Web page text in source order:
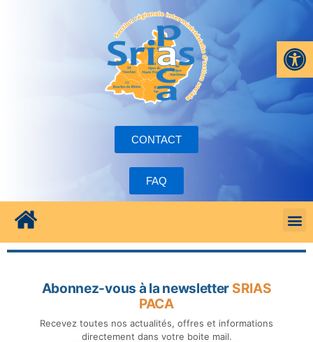
Ouvrir
CONTACT
FAQ
Abonnez-vous à la newsletter SRIAS
PACA
Recevez toutes nos actualités, offres et informations
directement dans votre boite mail.